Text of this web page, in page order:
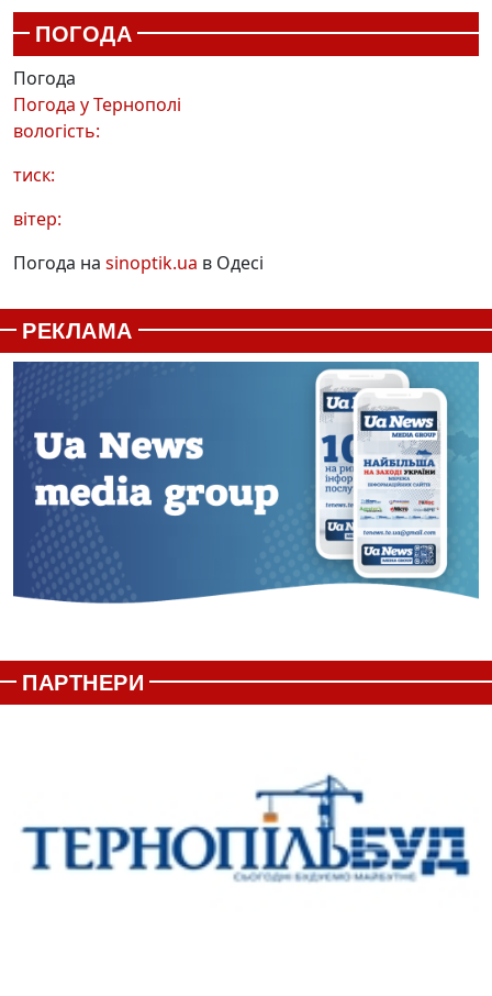
ПОГОДА
Погода
Погода уТернополі
вологість:
тиск:
вітер:
Погода на sinoptik.ua в Одесі
РЕКЛАМА
ПАРТНЕРИ